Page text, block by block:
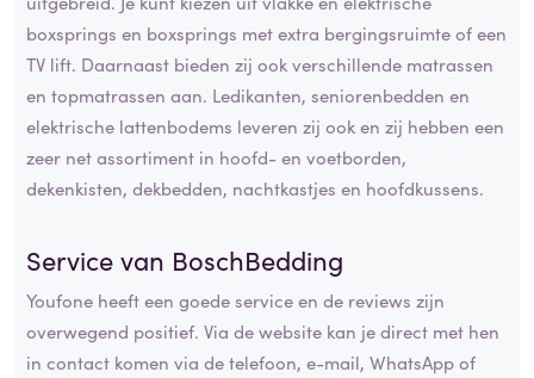
boxsprings en boxsprings met extra bergingsruimte of een
TV lift. Daarnaast bieden zij ook verschillende matrassen
en topmatrassen aan. Ledikanten, seniorenbedden en
elektrische lattenbodems leveren zij ook en zij hebben een
zeer net assortiment in hoofd- en voetborden,
dekenkisten, dekbedden, nachtkastjes en hoofdkussens.
Service van BoschBedding
Youfone heeft een goede service en de reviews zijn
overwegend positief. Via de website kan je direct met hen
in contact komen via de telefoon, e-mail, WhatsApp of